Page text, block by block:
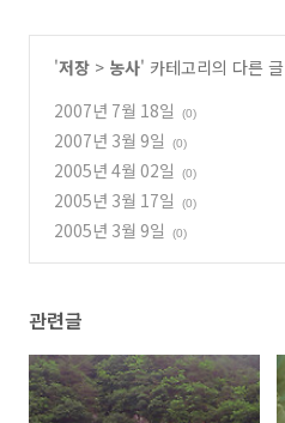
'저장 > 농사' 카테고리의 다른 글
2007년 7월 18일
(0)
2007년 3월 9일 (0)
2005년 4월 02일 (0)
2005년 3월 17일 (0)
2005년 3월 9일 (0)
관련글